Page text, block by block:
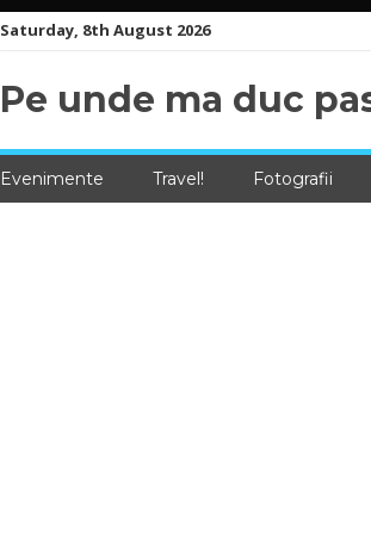
Saturday, 8th August 2026
Pe unde ma duc
Evenimente Travel! Fotografii